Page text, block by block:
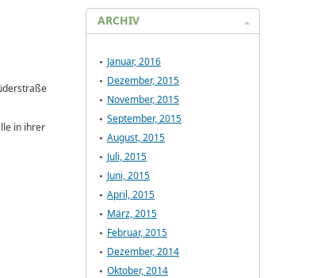
in ihrer
ARCHIV
Januar, 2016
Dezember, 2015
November, 2015
September, 2015
August, 2015
Juli, 2015
Juni, 2015
April, 2015
März, 2015
Februar, 2015
Dezember, 2014
Oktober, 2014